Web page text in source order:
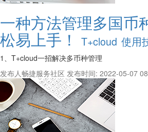
一种方法管理多国币
松易上手！ T+cloud 使用
1、T+cloud一招解决多币种管理
发布人畅捷服务社区 发布时间: 2022-05-07